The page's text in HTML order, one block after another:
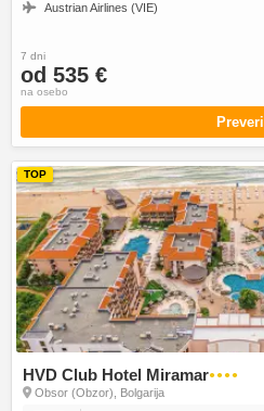
Austrian Airlines (VIE)
7 dni
od 535 €
na osebo
Preveri
TOP
HVD Club Hotel Miramar●●●●
Obsor (Obzor), Bolgarija